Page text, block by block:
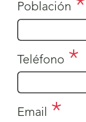
Población
Teléfono
Email